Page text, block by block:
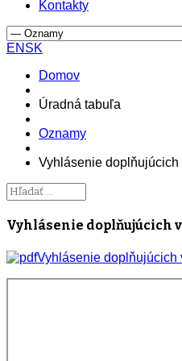
Kontakty
EN SK
Domov
Úradná tabuľa
Oznamy
Vyhlásenie
Vyhlásenie doplňujúcich
Vyhlásenie doplňujúcich